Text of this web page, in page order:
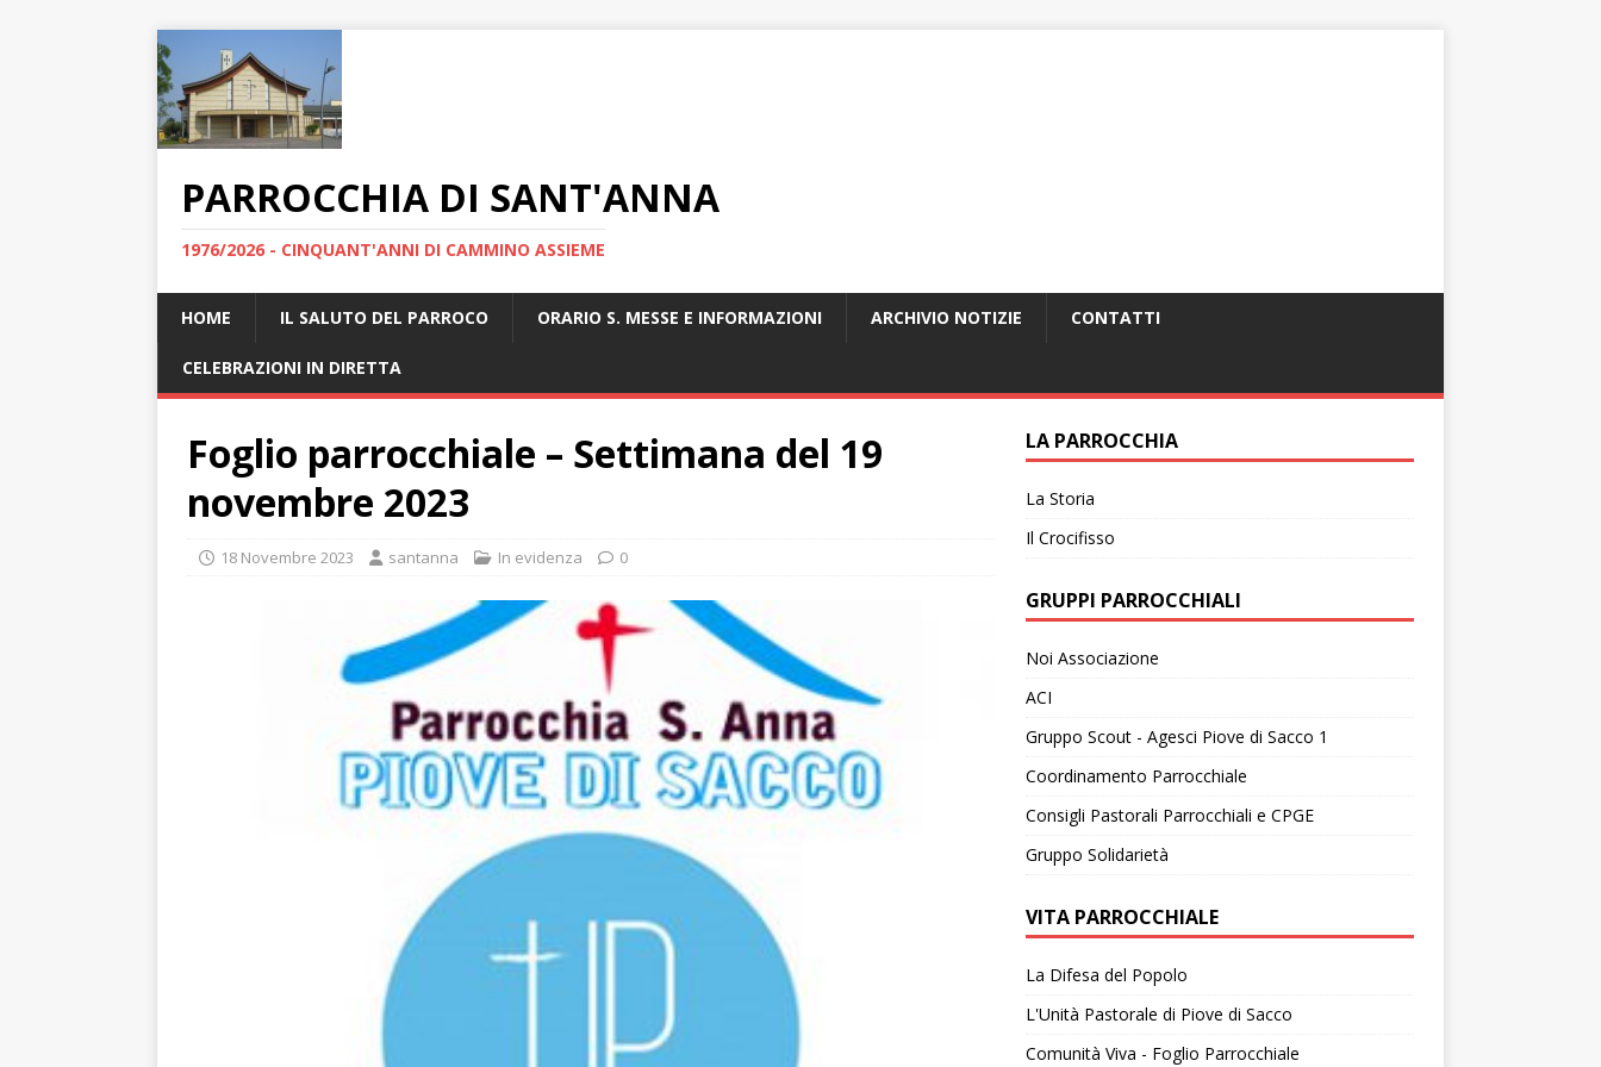
PARROCCHIA DI SANT'ANNA
1976/2026 - CINQUANT'ANNI DI CAMMINO ASSIEME
HOME IL SALUTO DEL PARROCO ORARIO S. MESSE E INFORMAZIONI ARCHIVIO NOTIZIE CONTATTI
CELEBRAZIONI IN DIRETTA
Foglio parrocchiale – Settimana del 19
novembre 2023
18 Novembre 2023 santanna In evidenza 0
LA PARROCCHIA
La Storia
Il Crocifisso
GRUPPI PARROCCHIALI
Noi Associazione
ACI
Gruppo Scout - Agesci Piove di Sacco 1
Coordinamento Parrocchiale
Consigli Pastorali Parrocchiali e CPGE
Gruppo Solidarietà
VITA PARROCCHIALE
La Difesa del Popolo
L'Unità Pastorale di Piove di Sacco
Comunità Viva - Foglio Parrocchiale